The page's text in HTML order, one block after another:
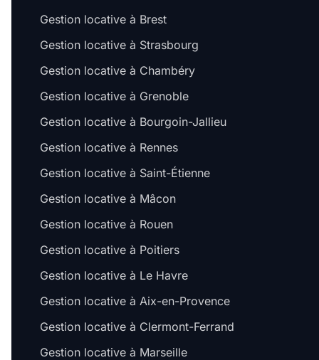
Gestion locative à Brest
Gestion locative à Strasbourg
Gestion locative à Chambéry
Gestion locative à Grenoble
Gestion locative à Bourgoin-Jallieu
Gestion locative à Rennes
Gestion locative à Saint-Étienne
Gestion locative à Mâcon
Gestion locative à Rouen
Gestion locative à Poitiers
Gestion locative à Le Havre
Gestion locative à Aix-en-Provence
Gestion locative à Clermont-Ferrand
Gestion locative à Marseille